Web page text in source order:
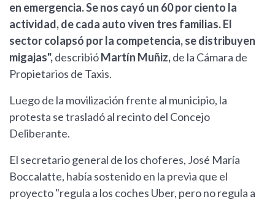
en emergencia. Se nos cayó un 60 por ciento la
actividad, de cada auto viven tres familias. El
sector colapsó por la competencia, se distribuyen
migajas",describióMartín Muñiz,de la Cámara de
Propietarios de Taxis.
Luego de la movilización frente al municipio, la
protesta se trasladó al recinto del Concejo
Deliberante.
El secretario general de los choferes, José María
Boccalatte, había sostenido en la previa que el
proyecto "regula a los coches Uber, pero no regula a